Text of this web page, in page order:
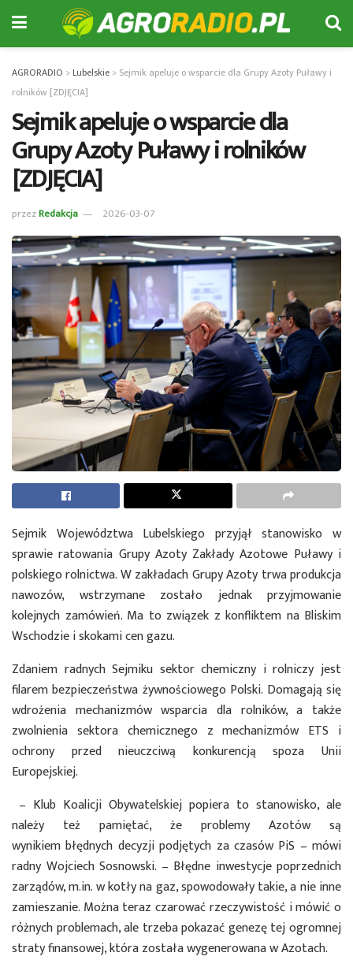
AGRORADIO >Lubelskie > Sejmik apeluje o wsparcie dla Grupy Azoty Puławy i
rolników [ZDJĘCIA]
Sejmik apeluje o wsparcie dla
Grupy Azoty Puławy i rolników
[ZDJĘCIA]
przezRedakcja 2026-03-07
Sejmik Województwa Lubelskiego przyjął stanowisko w
sprawie ratowania Grupy Azoty Zakłady Azotowe Puławy i
polskiego rolnictwa. W zakładach Grupy Azoty trwa produkcja
nawozów, wstrzymane zostało jednak przyjmowanie
kolejnych zamówień. Ma to związek z konfliktem na Bliskim
Wschodzie i skokami cen gazu.
Zdaniem radnych Sejmiku sektor chemiczny i rolniczy jest
filarem bezpieczeństwa żywnościowego Polski. Domagają się
wdrożenia mechanizmów wsparcia dla rolników, a także
zwolnienia sektora chemicznego z mechanizmów ETS i
ochrony przed nieuczciwą konkurencją spoza Unii
Europejskiej.
– Klub Koalicji Obywatelskiej popiera to stanowisko, ale
należy też pamiętać, że problemy Azotów są
wynikiem błędnych decyzji podjętych za czasów PiS – mówi
radny Wojciech Sosnowski. – Błędne inwestycje poprzednich
zarządów, m.in. w kotły na gaz, spowodowały takie, a nie inne
zamieszanie. Można teraz czarować rzeczywistość i mówić o
różnych problemach, ale trzeba pokazać genezę tej ogromnej
straty finansowej, która została wygenerowana w Azotach.